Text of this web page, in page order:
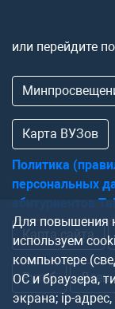
Для повышения
используем
компьютере
ОС и браузера,
экрана; ip-
или перейдите
Карта ВУЗов
Политика
персональных
абитуриентов
Карта сайта
Рутуб Дзен